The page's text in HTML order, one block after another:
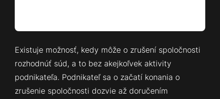
Existuje možnosť, kedy môže o zrušení spoločnosti
rozhodnúť súd, a to bez akejkoľvek aktivity
podnikateľa. Podnikateľ sa o začatí konania o
zrušenie spoločnosti dozvie až doručením